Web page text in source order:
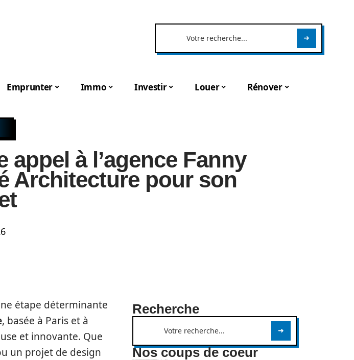
Emprunter Immo Investir Louer Rénover
appel à l’agence Fanny
Architecture pour son
étape déterminante
, basée à Paris et à
et innovante. Que
un projet de design
Recherche
Nos coups de coeur